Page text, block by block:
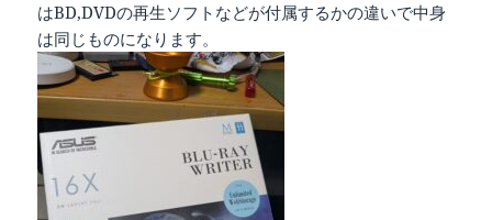
はBD,DVDの再生ソフトなどが付属するかの違いで中身
は同じものになります。